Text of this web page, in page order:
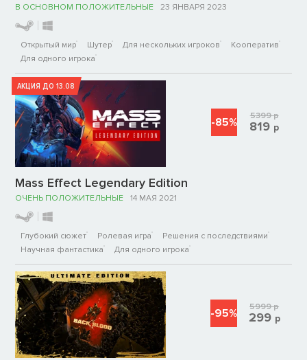
В ОСНОВНОМ ПОЛОЖИТЕЛЬНЫЕ 23 ЯНВАРЯ 2023
Открытый мир Шутер Для нескольких игроков
Кооператив
Для одного игрока
АКЦИЯ ДО 13.08
Mass Effect Legendary Edition
ОЧЕНЬ ПОЛОЖИТЕЛЬНЫЕ 14 МАЯ 2021
Глубокий сюжет Ролевая игра
Решения с последствиями
Научная фантастика
Для одного игрока
-85% 5399р
819 р
-95% 5999р
299 р